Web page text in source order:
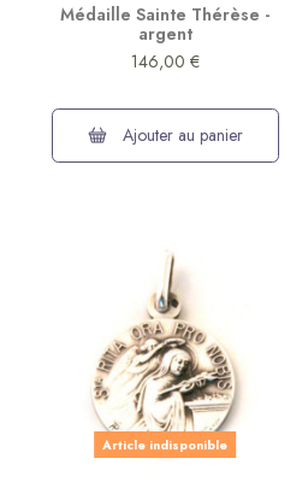
Médaille Sainte Thérèse -
argent
146,00 €
Ajouter au panier
Article indisponible